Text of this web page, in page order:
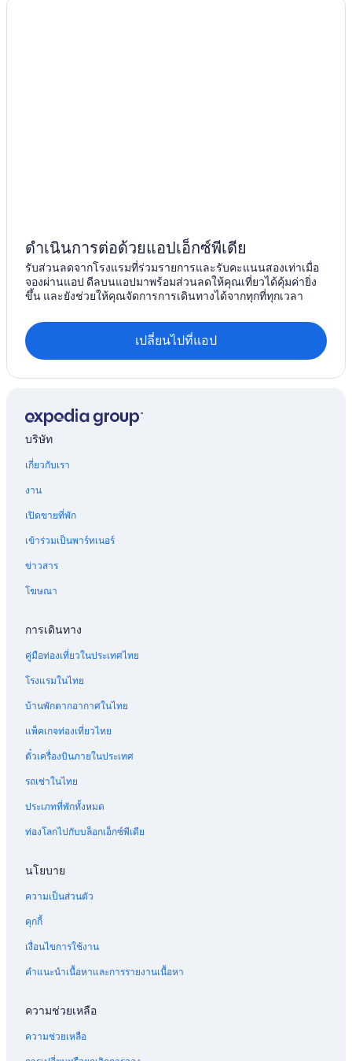
ดำเนินการต่อด้วยแอปเอ็กซ์พีเดีย
รับส่วนลดจากโรงแรมที่ร่วมรายการและรับคะแนนสองเท่าเมื่อ
จองผ่านแอป ดีลบนแอปมาพร้อมส่วนลดให้คุณเที่ยวได้คุ้มค่ายิ่ง
ขึ้น และยังช่วยให้คุณจัดการการเดินทางได้จากทุกที่ทุกเวลา
เปลี่ยนไปที่แอป
บริษัท
เกี่ยวกับเรา
งาน
เปิดขายที่พัก
เข้าร่วมเป็นพาร์ทเนอร์
ข่าวสาร
โฆษณา
การเดินทาง
คู่มือท่องเที่ยวในประเทศไทย
โรงแรมในไทย
บ้านพักตากอากาศในไทย
แพ็คเกจท่องเที่ยวไทย
ตั๋วเครื่องบินภายในประเทศ
รถเช่าในไทย
ประเภทที่พักทั้งหมด
ท่องโลกไปกับบล็อกเอ็กซ์พีเดีย
นโยบาย
ความเป็นส่วนตัว
คุกกี้
เงื่อนไขการใช้งาน
คำแนะนำเนื้อหาและการรายงานเนื้อหา
ความช่วยเหลือ
ความช่วยเหลือ